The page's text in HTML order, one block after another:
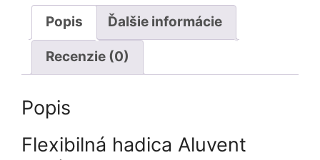
Popis Ďalšie informácie
Recenzie (0)
Popis
Flexibilná hadica Aluvent